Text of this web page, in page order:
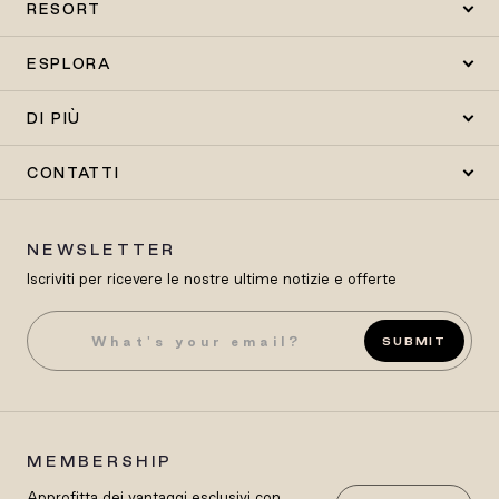
RESORT
ESPLORA
DI PIÙ
CONTATTI
NEWSLETTER
Iscriviti per ricevere le nostre ultime notizie e offerte
SUBMIT
MEMBERSHIP